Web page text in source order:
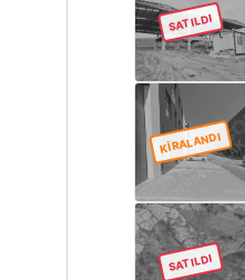
SATILDI
KİRALANDI
SATILDI